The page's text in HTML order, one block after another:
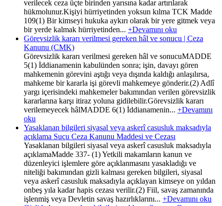
verilecek ceza üçte birinden yarısına kadar artırılarak
hükmolunur.Kişiyi hürriyetinden yoksun kılma TCK Madde
109(1) Bir kimseyi hukuka aykırı olarak bir yere gitmek veya
bir yerde kalmak hürriyetinden... +Devamını oku
Görevsizlik kararı verilmesi gereken hâl ve sonucu | Ceza
Kanunu (CMK)
Görevsizlik kararı verilmesi gereken hâl ve sonucuMADDE
5(1) İddianamenin kabulünden sonra; işin, davayı gören
mahkemenin görevini aştığı veya dışında kaldığı anlaşılırsa,
mahkeme bir kararla işi görevli mahkemeye gönderir.(2) Adlî
yargı içerisindeki mahkemeler bakımından verilen görevsizlik
kararlarına karşı itiraz yoluna gidilebilir.Görevsizlik kararı
verilemeyecek hâlMADDE 6(1) İddianamenin... +Devamını
oku
Yasaklanan bilgileri siyasal veya askerî casusluk maksadıyla
açıklama Suçu Ceza Kanunu Maddesi ve Cezası
Yasaklanan bilgileri siyasal veya askerî casusluk maksadıyla
açıklamaMadde 337- (1) Yetkili makamların kanun ve
düzenleyici işlemlere göre açıklanmasını yasakladığı ve
niteliği bakımından gizli kalması gereken bilgileri, siyasal
veya askerî casusluk maksadıyla açıklayan kimseye on yıldan
onbeş yıla kadar hapis cezası verilir.(2) Fiil, savaş zamanında
işlenmiş veya Devletin savaş hazırlıklarını... +Devamını oku